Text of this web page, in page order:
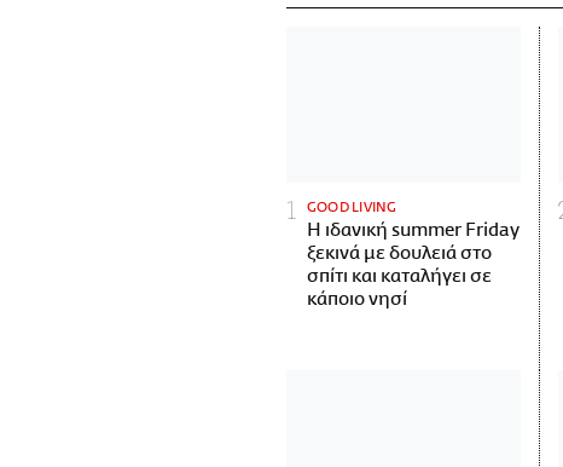
GOOD LIVING
Η ιδανική summer Friday
ξεκινά με δουλειά στο
σπίτι και καταλήγει σε
κάποιο νησί